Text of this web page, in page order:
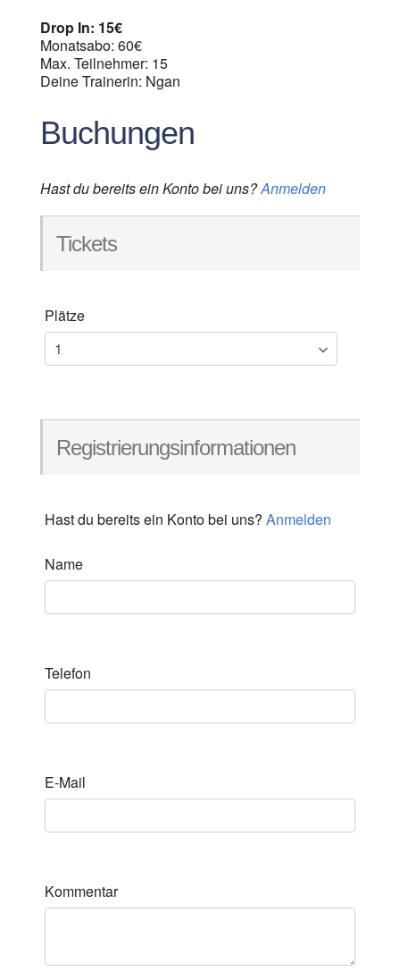
Drop In: 15€
Monatsabo: 60€
Max. Teilnehmer: 15
Deine Trainerin: Ngan
Buchungen
Hast du bereits ein Konto bei uns?Anmelden
Tickets
Plätze
Registrierungsinformationen
Hast du bereits ein Konto bei uns? Anmelden
Name
Telefon
E-Mail
Kommentar